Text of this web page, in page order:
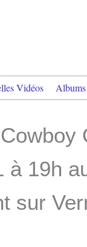
Vidéos Albums
à 19h
sur